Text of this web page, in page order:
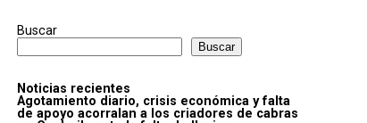
Buscar
Buscar
Noticias recientes
Agotamiento diario, crisis económica y falta
de apoyo acorralan a los criadores de cabras